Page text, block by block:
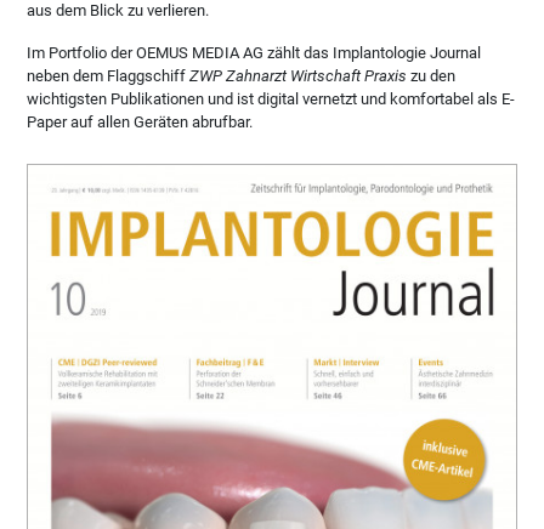
aus dem Blick zu verlieren.
Im Portfolio der OEMUS MEDIA AG zählt das Implantologie Journal
neben dem FlaggschiffZWP Zahnarzt Wirtschaft Praxiszu den
wichtigsten Publikationen und ist digital vernetzt und komfortabel als E-
Paper auf allen Geräten abrufbar.